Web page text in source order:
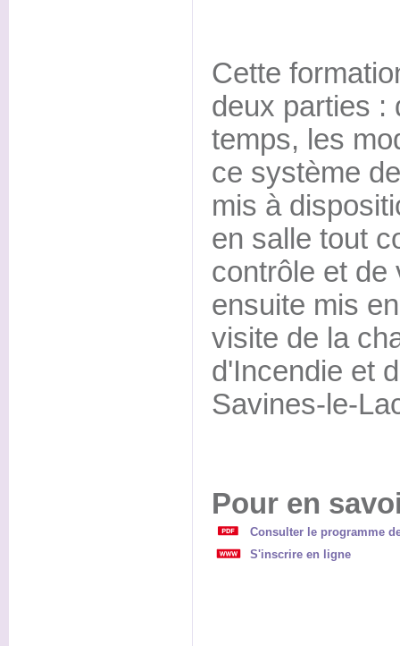
Cette
deux parties :
temps, les
ce système
mis à
en salle tout
contrôle et de
ensuite mis
visite de la
d'Incendie et
Savines-le-
Pour en
Consulter le programme
S'inscrire en ligne